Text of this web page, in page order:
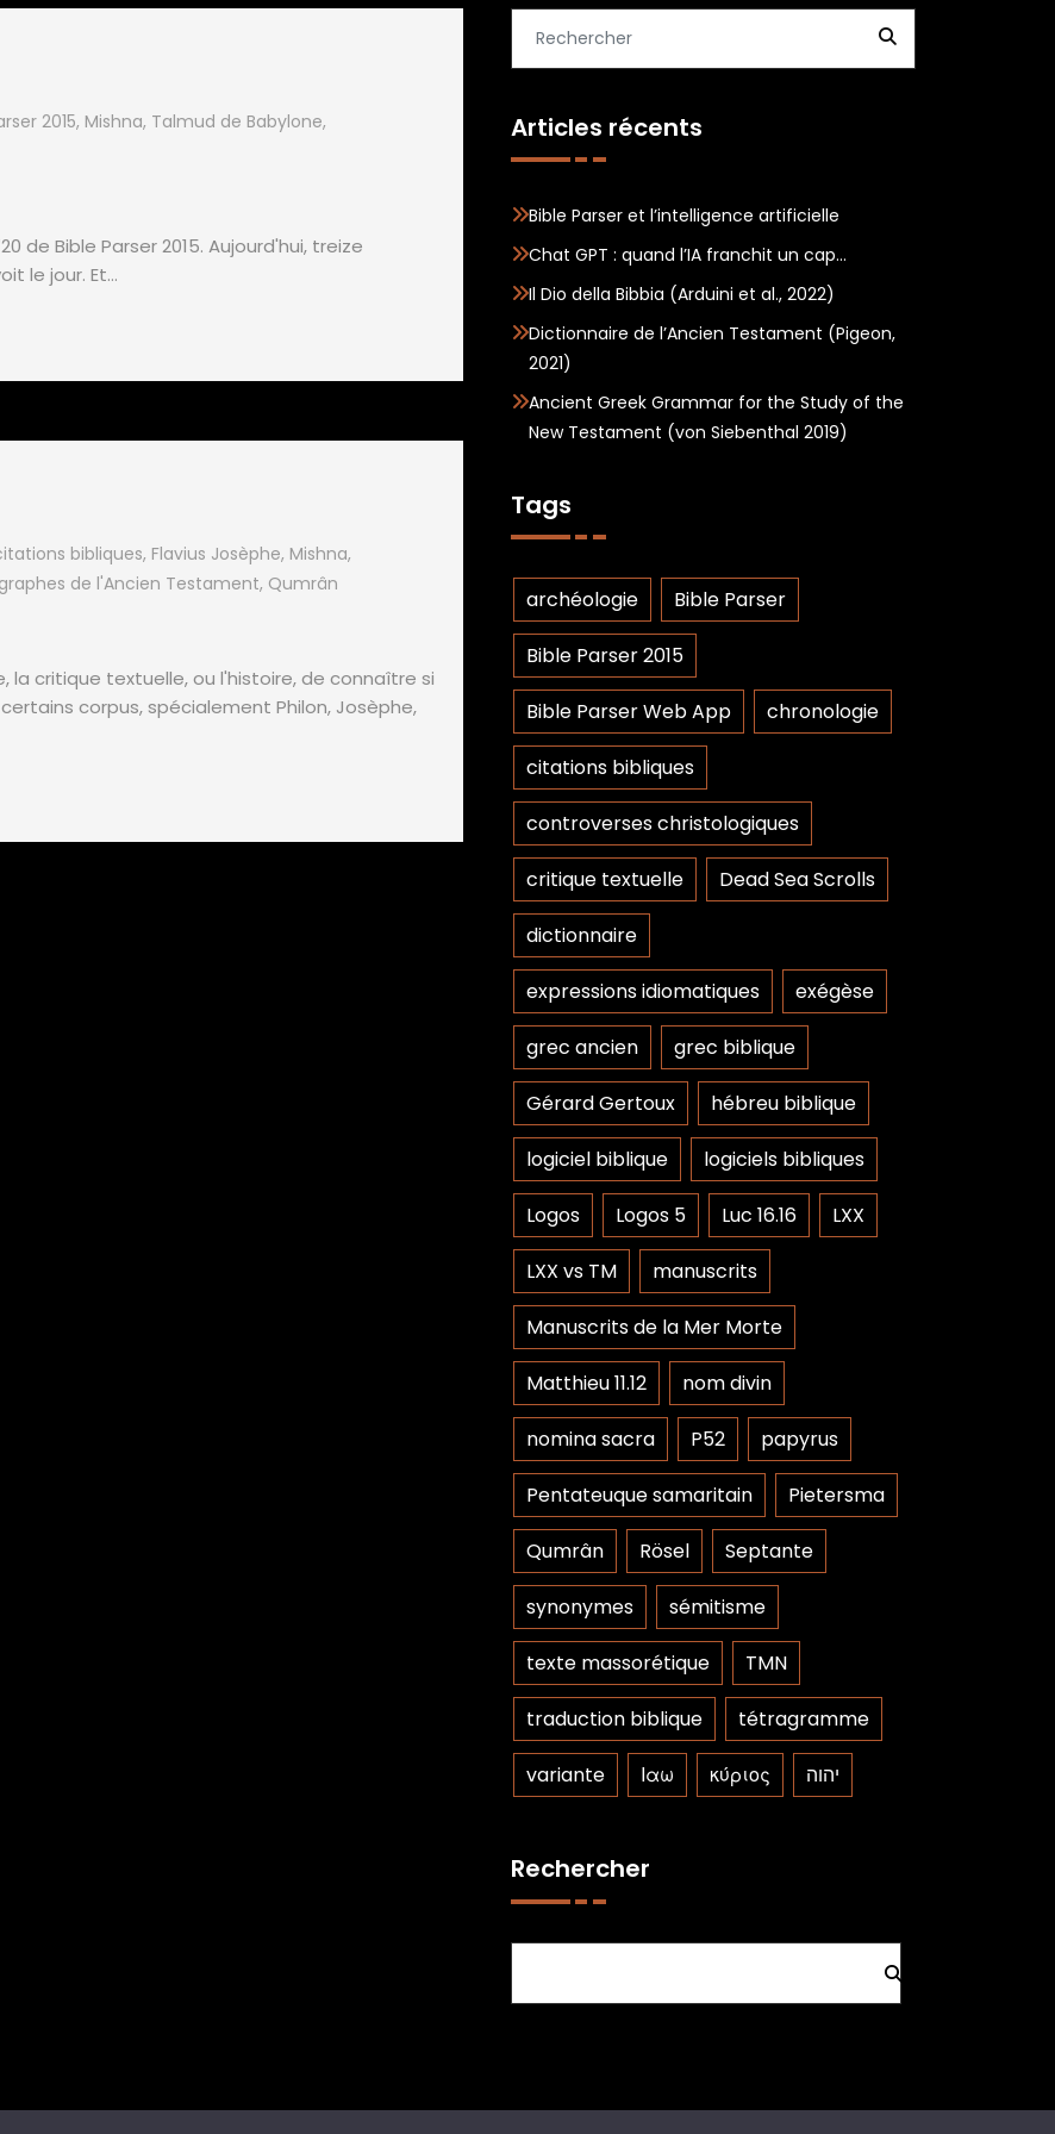
2015, Mishna, Talmud de Babylone,
de Bible Parser 2015. Aujourd'hui, treize
le jour. Et…
bibliques, Flavius Josèphe, Mishna,
de l'Ancien Testament, Qumrân
critique textuelle, ou l'histoire, de connaître si
corpus, spécialement Philon, Josèphe,
Articles récents
Bible Parser et l’intelligence artificielle
Chat GPT : quand l’IA franchit un cap…
Il Dio della Bibbia (Arduini et al., 2022)
Dictionnaire de l’Ancien Testament (Pigeon,
2021)
Ancient Greek Grammar for the Study of the
New Testament (von Siebenthal 2019)
Tags
archéologie Bible Parser
Bible Parser 2015
Bible Parser Web App chronologie
citations bibliques
controverses christologiques
critique textuelle Dead Sea Scrolls
dictionnaire
expressions idiomatiques exégèse
grec ancien grec biblique
Gérard Gertoux hébreu biblique
logiciel biblique logiciels bibliques
Logos Logos 5 Luc 16.16 LXX
LXX vs TM manuscrits
Manuscrits de la Mer Morte
Matthieu 11.12 nom divin
nomina sacra P52 papyrus
Pentateuque samaritain Pietersma
Qumrân Rösel Septante
synonymes sémitisme
texte massorétique TMN
traduction biblique tétragramme
variante Ιαω κύριος יהוה
Rechercher